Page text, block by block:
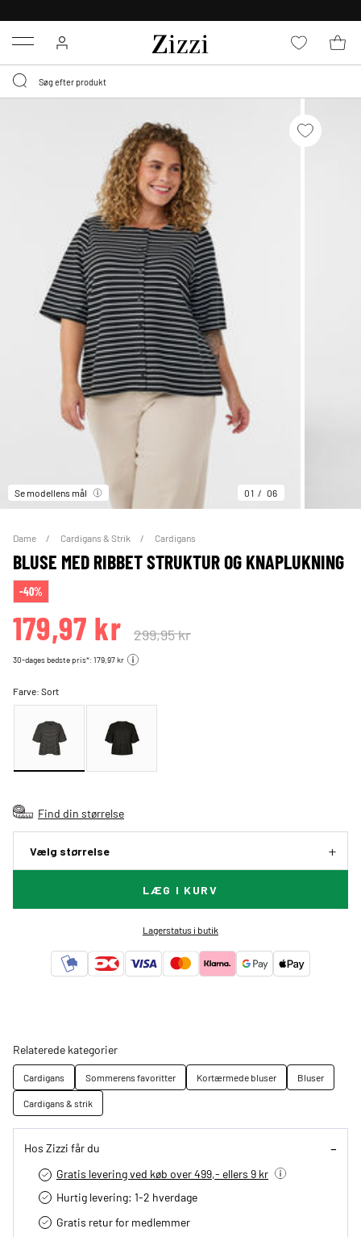
Menu
Se modellens mål 01 06
Dame Cardigans & Strik Cardigans
BLUSE MED RIBBET STRUKTUR OG KNAPLUKNING
-40%
179,97 kr 299,95 kr
30-dages bedste pris*: 179,97 kr
Farve:Sort
Find din størrelse
Vælg størrelse
LÆG I KURV
Lagerstatus i butik
Relaterede kategorier
Cardigans Sommerens favoritter Kortærmede bluser
Bluser
Cardigans & strik
Hos Zizzi får du
Gratis levering ved køb over 499,- ellers 9 kr
Hurtig levering­: 1-2 hverdage
Gratis retur for medlemmer